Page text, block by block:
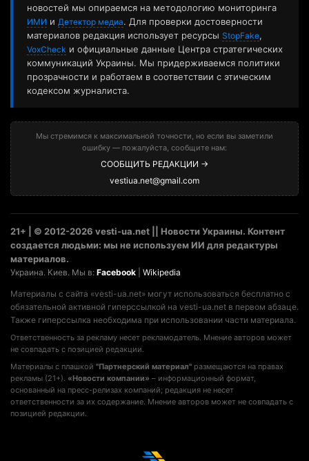
новостей мы опираемся на методологию мониторинга
ИМИ и Детектор медиа. Для проверки достоверности
материалов редакция использует ресурсы StopFake,
VoxCheck и официальные данные Центра стратегических
коммуникаций Украины. Мы придерживаемся политики
прозрачности и работаем в соответствии с этическим
кодексом журналиста.
Мы стремимся к максимальной точности, но если вы заметили
ошибку — пожалуйста, сообщите нам:
СООБЩИТЬ РЕДАКЦИИ →
vestiua.net@gmail.com
21+ | © 2012-2026 vesti-ua.net || Новости Украины. Контент
создается людьми: мы не используем ИИ для редактуры
материалов.
Украина. Киев. Мы в: Facebook Wikipedia
Материалы с сайта «vesti-ua.net» могут использоваться бесплатно с
обязательной активной гиперссылкой на vesti-ua.net в первом абзаце.
Также гиперссылка необходима при использовании части материала.
Ответственность за рекламу несет рекламодатель. Мнение авторов может
не совпадать с позицией редакции.
Материалы с плашкой "Партнерский материал" размещаются на правах
рекламы (21+). «Новости компании» – информационный формат,
основанный на пресс-релизах компаний; редакция не несет
ответственности за их содержание. Мнение авторов может не совпадать с
позицией редакции.